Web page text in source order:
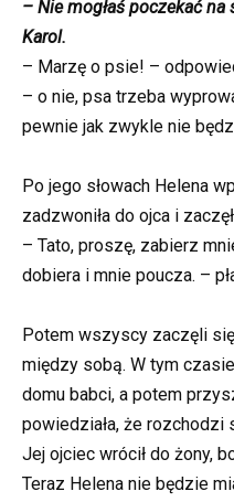
– Nie mogłaś poczekać na
Karol.
– Marzę o psie! –
– o nie, psa trzeba
pewnie jak zwykle nie
Po jego słowach Helena
zadzwoniła do ojca i
– Tato, proszę, zabierz
dobiera i mnie poucza. –
Potem wszyscy zaczęli
między sobą. W tym
domu babci, a potem
powiedziała, że rozchodzi
Jej ojciec wrócił do żony,
Teraz Helena nie będzie